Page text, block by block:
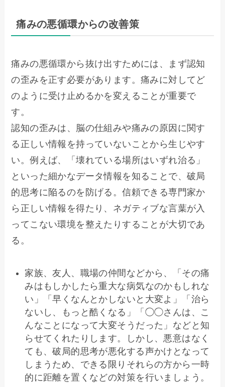
痛みの悪循環からの改善策
痛みの悪循環から抜け出すためには、まず認知
の歪みを正す必要があります。痛みに対してど
のように受け止めるかを変えることが重要で
す。
認知の歪みは、脳の仕組みや痛みの原因に関す
る正しい情報を持っていないことから生じやす
い。例えば、「壊れている場所はいずれ治る」
といった細かなデータ情報を知ることで、破局
的思考に陥るのを防げる。信頼できる専門家か
ら正しい情報を得たり、ネガティブな言葉が入
ってこない環境を整えたりすることが大切であ
る。
家族、友人、職場の仲間などから、「その痛
みはもしかしたら重大な病気なのかもしれな
い」「早くなんとかしないと大変よ」「治ら
ないし、もっと酷くなる」「◯◯さんは、こ
んなことになって大変そうだった」などと知
らせてくれたりします。しかし、悪意はなく
ても、破局的思考が悪化する声かけとなって
しまうため、できる限りそれらの方から一時
的に距離を置くなどの対策を行いましょう。